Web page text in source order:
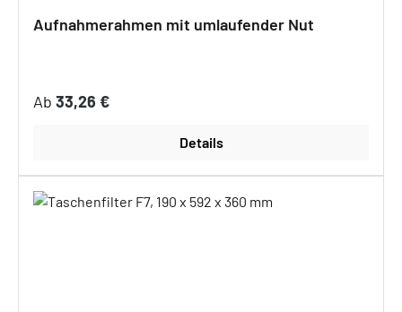
Aufnahmerahmen mit umlaufender Nut
Regulärer Preis:
Ab 33,26 €
Details